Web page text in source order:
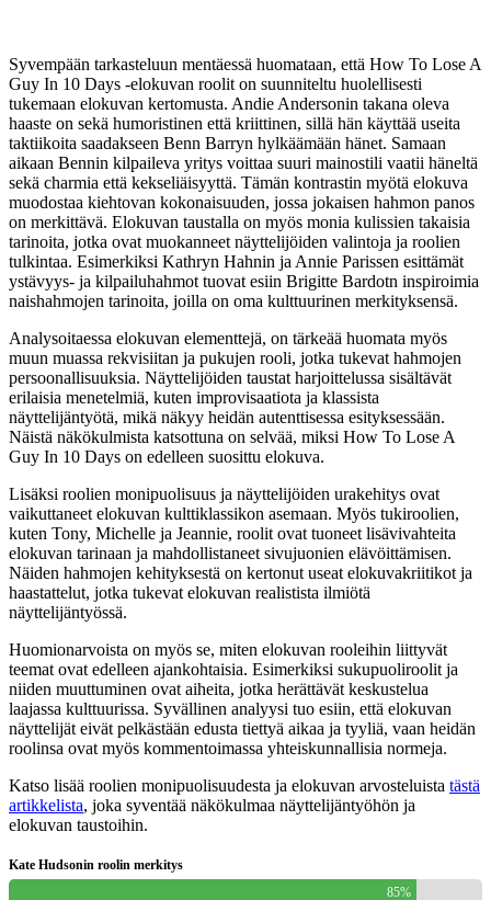
Syvempään tarkasteluun mentäessä huomataan, että How To Lose A
Guy In 10 Days -elokuvan roolit on suunniteltu huolellisesti
tukemaan elokuvan kertomusta. Andie Andersonin takana oleva
haaste on sekä humoristinen että kriittinen, sillä hän käyttää useita
taktiikoita saadakseen Benn Barryn hylkäämään hänet. Samaan
aikaan Bennin kilpaileva yritys voittaa suuri mainostili vaatii häneltä
sekä charmia että kekseliäisyyttä. Tämän kontrastin myötä elokuva
muodostaa kiehtovan kokonaisuuden, jossa jokaisen hahmon panos
on merkittävä. Elokuvan taustalla on myös monia kulissien takaisia
tarinoita, jotka ovat muokanneet näyttelijöiden valintoja ja roolien
tulkintaa. Esimerkiksi Kathryn Hahnin ja Annie Parissen esittämät
ystävyys- ja kilpailuhahmot tuovat esiin Brigitte Bardotn inspiroimia
naishahmojen tarinoita, joilla on oma kulttuurinen merkityksensä.
Analysoitaessa elokuvan elementtejä, on tärkeää huomata myös
muun muassa rekvisiitan ja pukujen rooli, jotka tukevat hahmojen
persoonallisuuksia. Näyttelijöiden taustat harjoittelussa sisältävät
erilaisia menetelmiä, kuten improvisaatiota ja klassista
näyttelijäntyötä, mikä näkyy heidän autenttisessa esityksessään.
Näistä näkökulmista katsottuna on selvää, miksi How To Lose A
Guy In 10 Days on edelleen suosittu elokuva.
Lisäksi roolien monipuolisuus ja näyttelijöiden urakehitys ovat
vaikuttaneet elokuvan kulttiklassikon asemaan. Myös tukiroolien,
kuten Tony, Michelle ja Jeannie, roolit ovat tuoneet lisävivahteita
elokuvan tarinaan ja mahdollistaneet sivujuonien elävöittämisen.
Näiden hahmojen kehityksestä on kertonut useat elokuvakriitikot ja
haastattelut, jotka tukevat elokuvan realistista ilmiötä
näyttelijäntyössä.
Huomionarvoista on myös se, miten elokuvan rooleihin liittyvät
teemat ovat edelleen ajankohtaisia. Esimerkiksi sukupuoliroolit ja
niiden muuttuminen ovat aiheita, jotka herättävät keskustelua
laajassa kulttuurissa. Syvällinen analyysi tuo esiin, että elokuvan
näyttelijät eivät pelkästään edusta tiettyä aikaa ja tyyliä, vaan heidän
roolinsa ovat myös kommentoimassa yhteiskunnallisia normeja.
Katso lisää roolien monipuolisuudesta ja elokuvan arvosteluista tästä
artikkelista, joka syventää näkökulmaa näyttelijäntyöhön ja
elokuvan taustoihin.
Kate Hudsonin roolin merkitys
85%